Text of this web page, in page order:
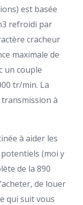
est basée
refroidi par
cracheur
maximale de
un couple
tr/min. La
à
à aider les
(moi y
de la 890
de louer
qui suit vous